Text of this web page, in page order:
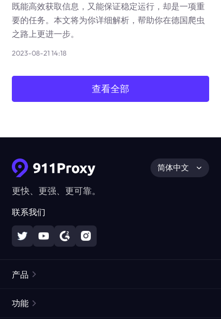
既能高效获取信息，又能保证稳定运行，却是一项重
要的任务。本文将为你详细解析，帮助你在德国爬虫
之路上更进一步。
2023-08-21 14:18
查看全部
更快、更强、更可靠。
联系我们
简体中文
产品
功能